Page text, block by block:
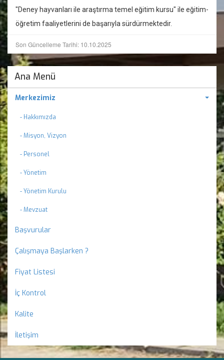
"Deney hayvanları ile araştırma temel eğitim kursu" ile eğitim-
öğretim faaliyetlerini de başarıyla sürdürmektedir.
Son Güncelleme Tarihi: 10.10.2025
Ana Menü
Merkezimiz
- Hakkımızda
- Misyon, Vizyon
- Personel
- Yönetim
- Yönetim Kurulu
- Mevzuat
Başvurular
Çalışmaya Başlarken ?
Fiyat Listesi
İç Kontrol
Kalite
İletişim